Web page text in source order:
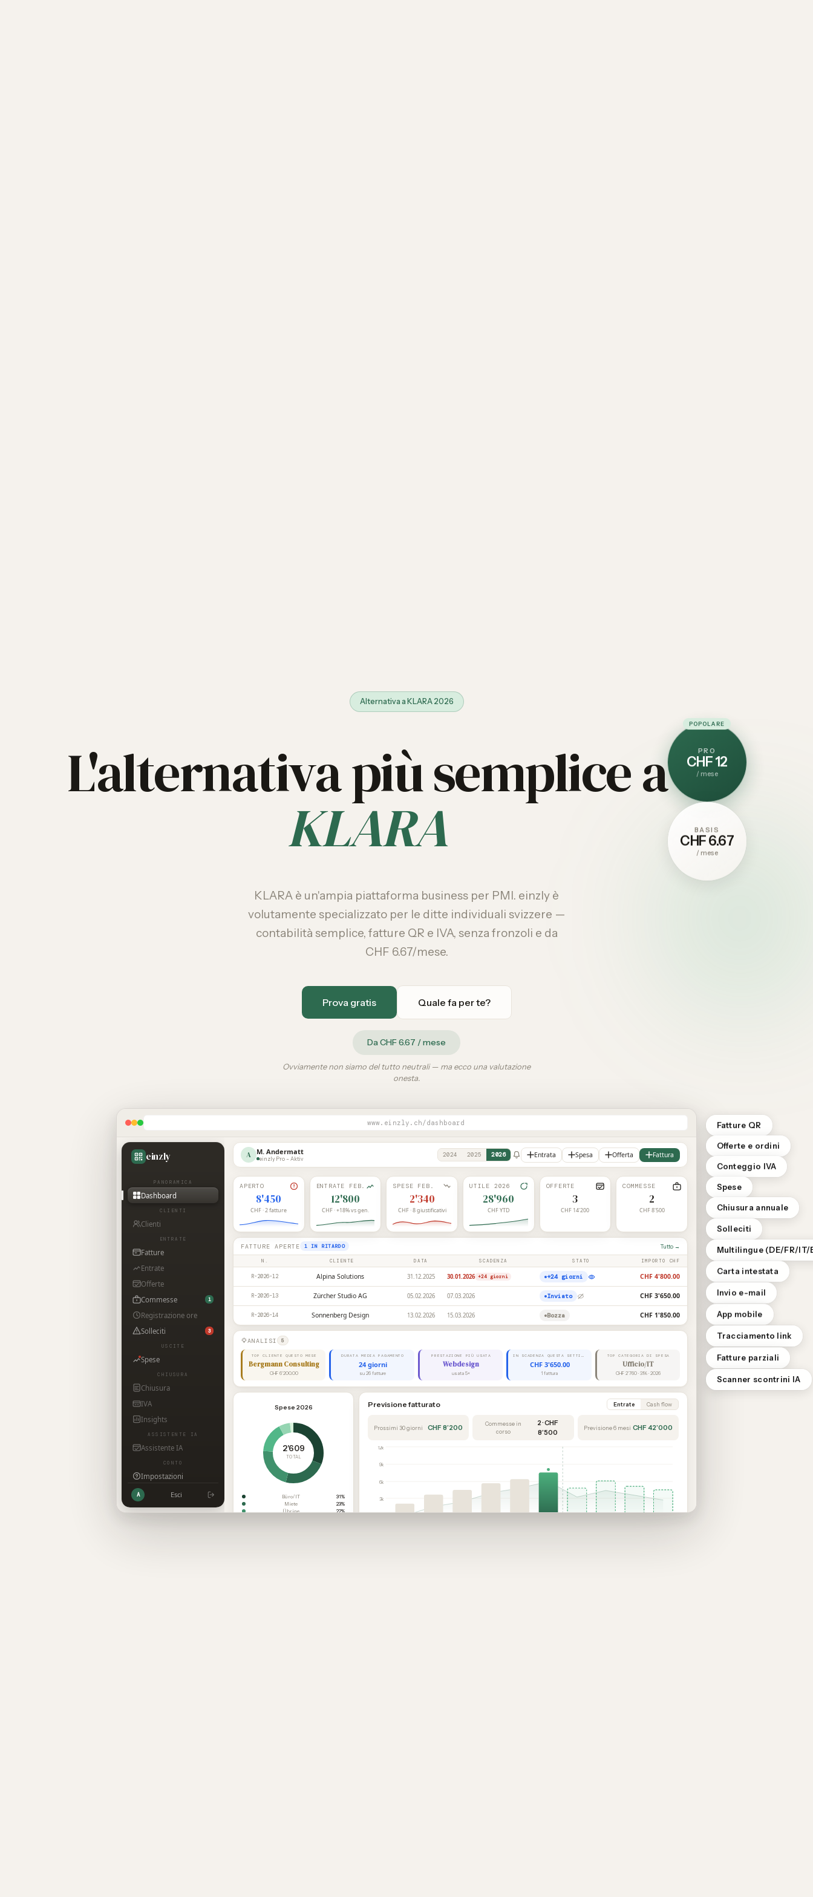
Alternativa a KLARA 2026
L'alternativa più semplice a
KLARA
POPOLARE
PRO
CHF 12
/ mese
BASIS
CHF 6.67
/ mese
KLARA è un'ampia piattaforma business per PMI. einzly è
volutamente specializzato per le ditte individuali svizzere —
contabilità semplice, fatture QR e IVA, senza fronzoli e da
CHF 6.67/mese.
Prova gratis Quale fa per te?
Da CHF 6.67 / mese
Ovviamente non siamo del tutto neutrali — ma ecco una valutazione
onesta.
Fatture QR
Offerte e ordini
Conteggio IVA
Spese
Chiusura annuale
Solleciti
Multilingue (DE/FR/IT/
Carta intestata
Invio e-mail
App mobile
Tracciamento link
Fatture parziali
Scanner scontrini IA
www.einzly.ch/dashboard
einzly
PANORAMICA
Dashboard
CLIENTI
Clienti
ENTRATE
Fatture
Entrate
Offerte
Commesse
1
Registrazione ore
Solleciti
3
USCITE
Spese
CHIUSURA
Chiusura
IVA
Insights
ASSISTENTE IA
Assistente IA
CONTO
Impostazioni
A Esci
A M. Andermatt
einzly Pro – Aktiv
2024 2025 2026 Entrata Spesa Offerta Fattura
APERTO
8'450
CHF · 2 fatture
ENTRATE FEB.
12'800
CHF · +18% vs gen.
SPESE FEB.
2'340
CHF · 8 giustificativi
UTILE 2026
28'960
CHF YTD
OFFERTE
3
CHF 14'200
COMMESSE
2
CHF 8'500
FATTURE APERTE 1 IN RITARDO Tutto →
N. CLIENTE DATA SCADENZA STATO IMPORTO CHF
R-2026-12 Alpina Solutions 31.12.2025 30.01.2026 +24 giorni +24 giorni CHF 4'800.00
R-2026-13 Zürcher Studio AG 05.02.2026 07.03.2026 Inviato CHF 3'650.00
R-2026-14 Sonnenberg Design 13.02.2026 15.03.2026 Bozza CHF 1'850.00
ANALISI 5
TOP CLIENTE QUESTO MESE
Bergmann Consulting
CHF 6'200.00
DURATA MEDIA PAGAMENTO
24 giorni
su 26 fatture
PRESTAZIONE PIÙ USATA
Webdesign
usata 5×
IN SCADENZA QUESTA SETTIMANA
CHF 3'650.00
1 fattura
TOP CATEGORIA DI SPESA
Ufficio/IT
CHF 2'760 · 31% · 2026
Spese 2026
2'609
TOTAL
Büro/IT
31%
Miete
23%
Übrige
22%
Previsione fatturato Entrate Cash flow
Prossimi 30 giorni CHF 8’200
Commesse in
corso
2 · CHF
8’500
Previsione 6 mesi CHF 42’000
12k
9k
6k
3k